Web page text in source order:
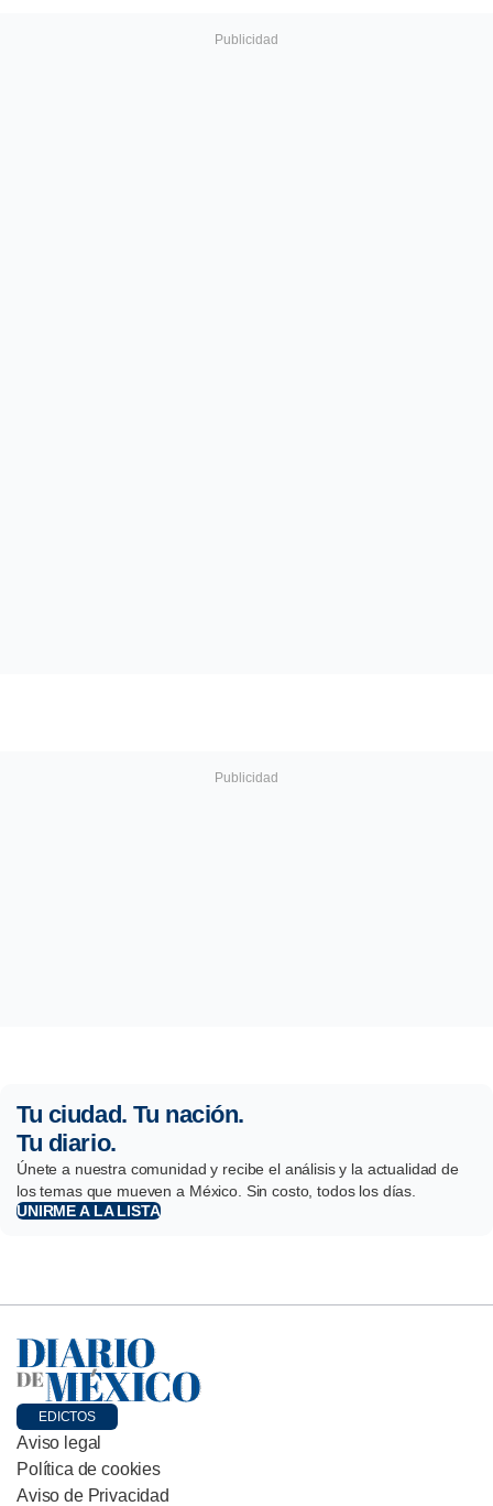
Tu ciudad. Tu nación.
Tu diario.
Únete a nuestra comunidad y recibe el análisis y la actualidad de
los temas que mueven a México. Sin costo, todos los días.
UNIRME A LA LISTA
EDICTOS
Aviso legal
Política de cookies
Aviso de Privacidad